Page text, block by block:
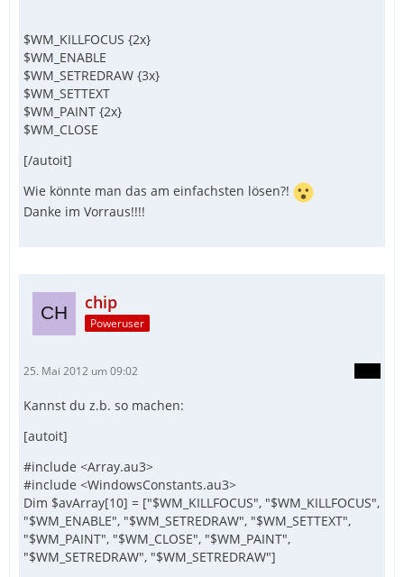
$WM_KILLFOCUS {2x}
$WM_ENABLE
$WM_SETREDRAW {3x}
$WM_SETTEXT
$WM_PAINT {2x}
$WM_CLOSE
[/autoit]
Wie könnte man das am einfachsten lösen?!
Danke im Vorraus!!!!
chip
Poweruser
25. Mai 2012 um 09:02
Kannst du z.b. so machen:
[autoit]
#include <Array.au3>
#include <WindowsConstants.au3>
Dim $avArray[10] = ["$WM_KILLFOCUS", "$WM_KILLFOCUS",
"$WM_ENABLE", "$WM_SETREDRAW", "$WM_SETTEXT",
"$WM_PAINT", "$WM_CLOSE", "$WM_PAINT",
"$WM_SETREDRAW", "$WM_SETREDRAW"]